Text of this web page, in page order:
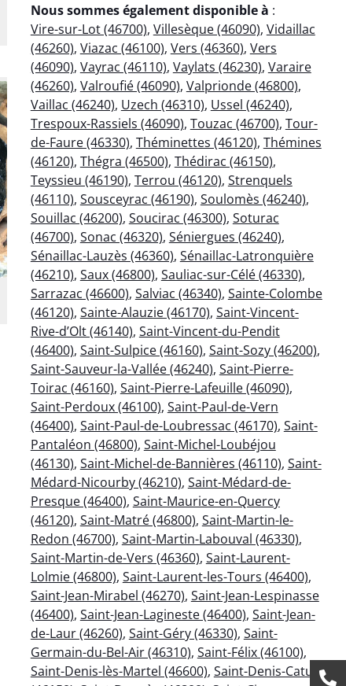
Nous sommes également disponible à :
Vire-sur-Lot (46700), Villesèque (46090), Vidaillac
(46260), Viazac (46100), Vers (46360), Vers
(46090), Vayrac (46110), Vaylats (46230), Varaire
(46260), Valroufié (46090), Valprionde (46800),
Vaillac (46240), Uzech (46310), Ussel (46240),
Trespoux-Rassiels (46090), Touzac (46700), Tour-
de-Faure (46330), Théminettes (46120), Thémines
(46120), Thégra (46500), Thédirac (46150),
Teyssieu (46190), Terrou (46120), Strenquels
(46110), Sousceyrac (46190), Soulomès (46240),
Souillac (46200), Soucirac (46300), Soturac
(46700), Sonac (46320), Séniergues (46240),
Sénaillac-Lauzès (46360), Sénaillac-Latronquière
(46210), Saux (46800), Sauliac-sur-Célé (46330),
Sarrazac (46600), Salviac (46340), Sainte-Colombe
(46120), Sainte-Alauzie (46170), Saint-Vincent-
Rive-d’Olt (46140), Saint-Vincent-du-Pendit
(46400), Saint-Sulpice (46160), Saint-Sozy (46200),
Saint-Sauveur-la-Vallée (46240), Saint-Pierre-
Toirac (46160), Saint-Pierre-Lafeuille (46090),
Saint-Perdoux (46100), Saint-Paul-de-Vern
(46400), Saint-Paul-de-Loubressac (46170), Saint-
Pantaléon (46800), Saint-Michel-Loubéjou
(46130), Saint-Michel-de-Bannières (46110), Saint-
Médard-Nicourby (46210), Saint-Médard-de-
Presque (46400), Saint-Maurice-en-Quercy
(46120), Saint-Matré (46800), Saint-Martin-le-
Redon (46700), Saint-Martin-Labouval (46330),
Saint-Martin-de-Vers (46360), Saint-Laurent-
Lolmie (46800), Saint-Laurent-les-Tours (46400),
Saint-Jean-Mirabel (46270), Saint-Jean-Lespinasse
(46400), Saint-Jean-Lagineste (46400), Saint-Jean-
de-Laur (46260), Saint-Géry (46330), Saint-
Germain-du-Bel-Air (46310), Saint-Félix (46100),
Saint-Denis-lès-Martel (46600), Saint-Denis-Catus